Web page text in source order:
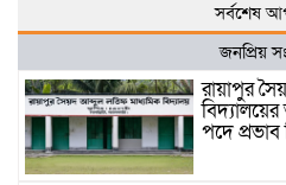
সর্বশেষ
জনপ্রিয়
রায়াপুর
পদে প্রভাব